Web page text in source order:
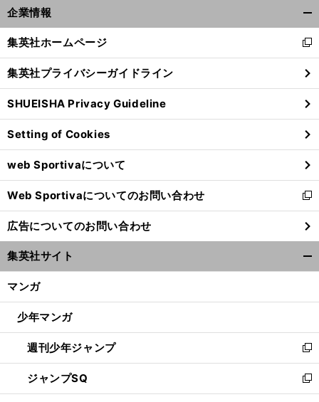
、 4
3
へ
企業情報
閉
る
集英社ホームページ
新
し
い
ウ
ィ
ン
ド
ウ
で
開
く
集英社プライバシーガイドライン
SHUEISHA Privacy Guideline
Setting of Cookies
web Sportivaについて
Web Sportivaについてのお問い合わせ
新
し
い
ウ
ィ
ン
ウ
開
く
広告についてのお問い合わせ
集英社サイト
マンガ
少年マンガ
週刊少年ジャンプ
新
し
い
ウ
ジャンプSQ
新
し